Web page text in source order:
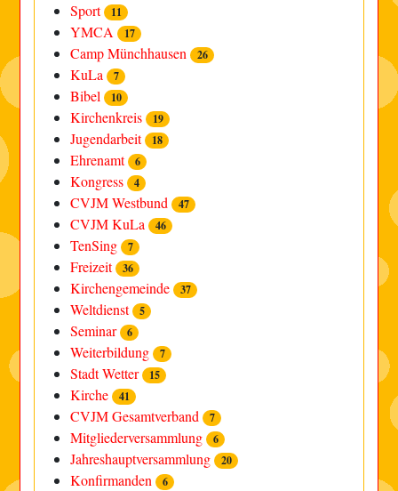
Sport 11
YMCA 17
Camp Münchhausen 26
KuLa 7
Bibel 10
Kirchenkreis 19
Jugendarbeit 18
Ehrenamt 6
Kongress 4
CVJM Westbund 47
CVJM KuLa 46
TenSing 7
Freizeit 36
Kirchengemeinde 37
Weltdienst 5
Seminar 6
Weiterbildung 7
Stadt Wetter 15
Kirche 41
CVJM Gesamtverband 7
Mitgliederversammlung 6
Jahreshauptversammlung 20
Konfirmanden 6